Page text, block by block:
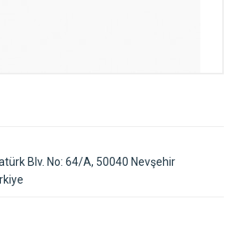
Blv. No: 64/A, 50040 Nevşehir